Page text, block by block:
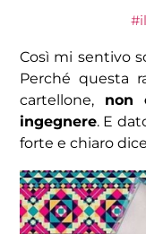
Così mi sentivo
Perché questa
cartellone, non
ingegnere. E
forte e chiaro